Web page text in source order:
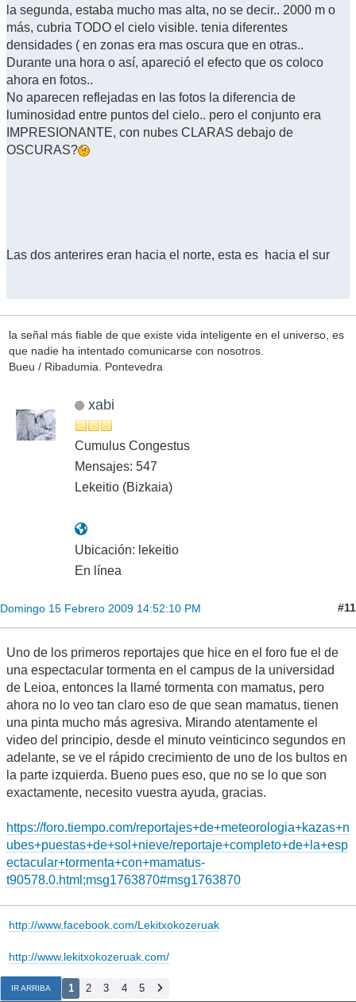
la segunda, estaba mucho mas alta, no se decir.. 2000 m o
más, cubria TODO el cielo visible. tenia diferentes
densidades ( en zonas era mas oscura que en otras..
Durante una hora o así, apareció el efecto que os coloco
ahora en fotos..
No aparecen reflejadas en las fotos la diferencia de
luminosidad entre puntos del cielo.. pero el conjunto era
IMPRESIONANTE, con nubes CLARAS debajo de
OSCURAS?
Las dos anterires eran hacia el norte, esta es hacia el sur
la señal más fiable de que existe vida inteligente en el universo, es
que nadie ha intentado comunicarse con nosotros.
Bueu / Ribadumia. Pontevedra
xabi
Cumulus Congestus
Mensajes: 547
Lekeitio (Bizkaia)
Ubicación: lekeitio
En línea
Domingo 15 Febrero 2009 14:52:10 PM #11
Uno de los primeros reportajes que hice en el foro fue el de
una espectacular tormenta en el campus de la universidad
de Leioa, entonces la llamé tormenta con mamatus, pero
ahora no lo veo tan claro eso de que sean mamatus, tienen
una pinta mucho más agresiva. Mirando atentamente el
video del principio, desde el minuto veinticinco segundos en
adelante, se ve el rápido crecimiento de uno de los bultos en
la parte izquierda. Bueno pues eso, que no se lo que son
exactamente, necesito vuestra ayuda, gracias.
https://foro.tiempo.com/reportajes+de+meteorologia+kazas+n
ubes+puestas+de+sol+nieve/reportaje+completo+de+la+esp
ectacular+tormenta+con+mamatus-
t90578.0.html;msg1763870#msg1763870
http://www.facebook.com/Lekitxokozeruak
http://www.lekitxokozeruak.com/
IR ARRIBA 1 2 3 4 5